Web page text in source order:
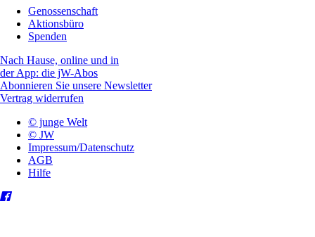
Genossenschaft
Aktionsbüro
Spenden
Nach Hause, online und in
der App: die jW-Abos
Abonnieren Sie unsere Newsletter
Vertrag widerrufen
© junge Welt
© JW
Impressum/Datenschutz
AGB
Hilfe